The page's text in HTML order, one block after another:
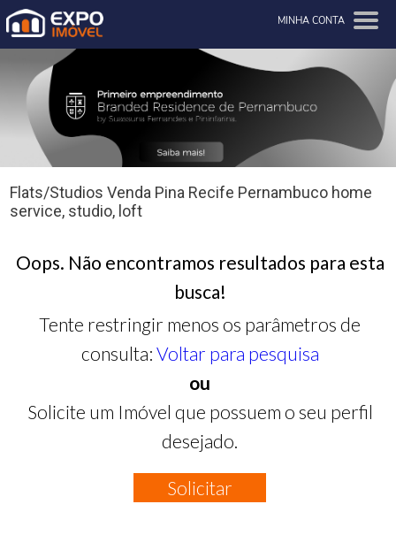
MINHA CONTA
Flats/Studios Venda Pina Recife Pernambuco home
service, studio, loft
Oops. Não encontramos resultados para esta
busca!
Tente restringir menos os parâmetros de
consulta: Voltar para pesquisa
ou
Solicite um Imóvel que possuem o seu perfil
desejado.
Solicitar